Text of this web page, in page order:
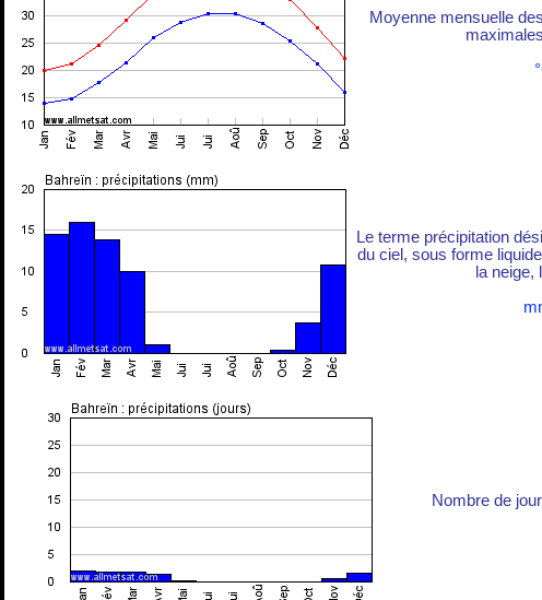
Moyenne mensuelle
Le terme précipitation
du ciel, sous forme
la neige,
Nombre de